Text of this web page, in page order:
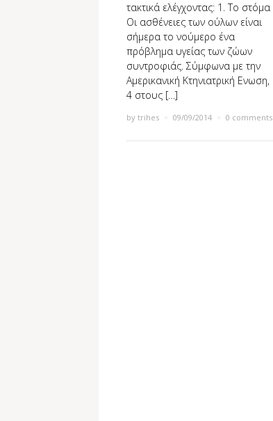
τακτικά ελέγχοντας: 1. Το στόμα
Οι ασθένειες των ούλων είναι
σήμερα το νούμερο ένα
πρόβλημα υγείας των ζώων
συντροφιάς. Σύμφωνα με την
Αμερικανική Κτηνιατρική Ενωση,
4 στους […]
by trihes 09/09/2014 0 comments